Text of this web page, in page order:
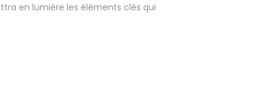
en lumière les éléments clés qui